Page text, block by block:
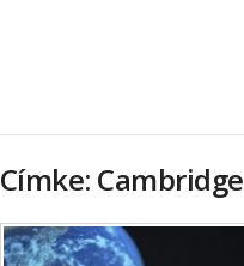
Címke: Cambridge